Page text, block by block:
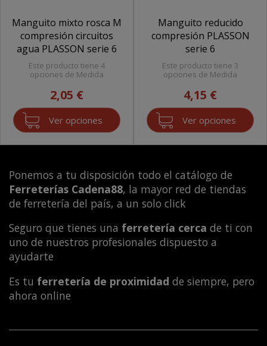
Manguito mixto rosca M
compresión circuitos
agua PLASSON serie 6
Este producto tiene 4
opciones de Medida
2,05 €
Ver opciones
Manguito reducido
compresión PLASSON
serie 6
Este producto tiene 3
opciones de Medida
4,15 €
Ver opciones
Ponemos a tu disposición todo el catálogo de
Ferreterías Cadena88, la mayor red de tiendas
de ferretería del país, a un solo click
Seguro que tienes una ferretería cerca de ti con
uno de nuestros profesionales dispuesto a
ayudarte
Es tu ferretería de proximidad de siempre, pero
ahora online